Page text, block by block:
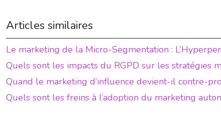
Articles similaires
Le marketing de la Micro-Segmentation :
Quels sont les impacts du RGPD sur les stratégies
Quand le marketing d’influence devient-il contre-
Quels sont les freins à l’adoption du marketing